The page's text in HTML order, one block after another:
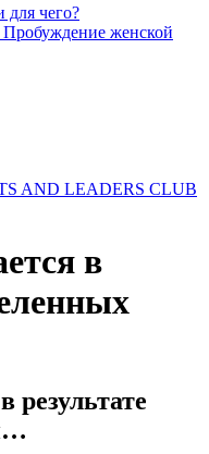
для чего?
женской
AND LEADERS CLUB
в
результате